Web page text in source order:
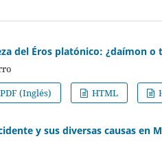
del Éros platónico: ¿daímon o
PDF (Inglés) HTML
y sus diversas causas en